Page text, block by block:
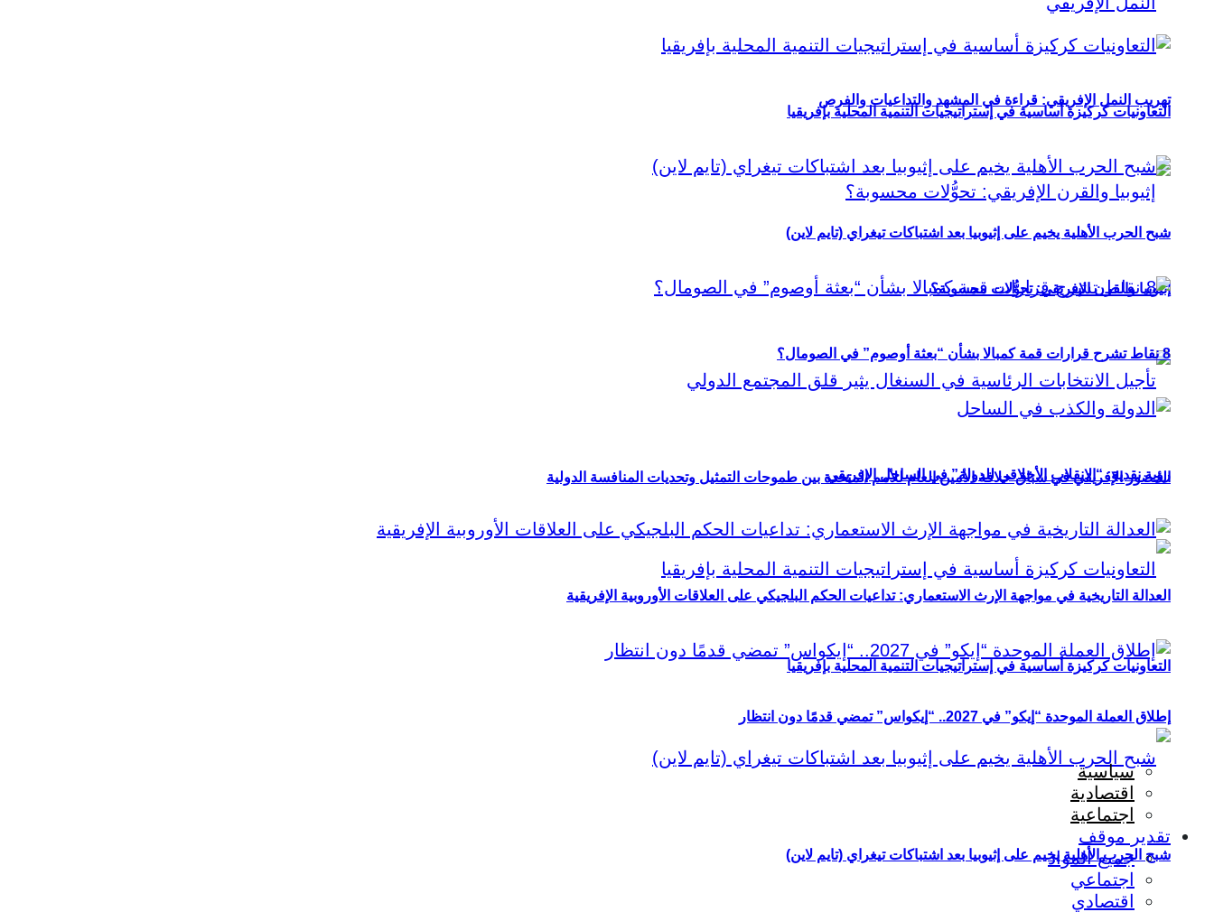
تهريب النمل الإفريقي: قراءة في المشهد والتداعيات والفرص
إثيوبيا والقرن الإفريقي: تحوُّلات محسوبة؟
الحضور الإفريقي في سباق خلافة الأمين العام للأمم المتحدة بين طموحات التمثيل وتحديات المنافسة الدولية
التعاونيات كركيزة أساسية في إستراتيجيات التنمية المحلية بإفريقيا
شبح الحرب الأهلية يخيم على إثيوبيا بعد اشتباكات تيغراي (تايم لاين)
التعاونيات كركيزة أساسية في إستراتيجيات التنمية المحلية بإفريقيا
شبح الحرب الأهلية يخيم على إثيوبيا بعد اشتباكات تيغراي (تايم لاين)
8 نقاط تشرح قرارات قمة كمبالا بشأن “بعثة أوصوم” في الصومال؟
رؤية نقدية: “الانقلاب الأخلاقي للدولة” في الساحل الإفريقي
العدالة التاريخية في مواجهة الإرث الاستعماري: تداعيات الحكم البلجيكي على العلاقات الأوروبية الإفريقية
إطلاق العملة الموحدة “إيكو” في 2027.. “إيكواس” تمضي قدمًا دون انتظار
سياسية
اقتصادية
اجتماعية
تقدير موقف
جميع المواد
اجتماعي
اقتصادي